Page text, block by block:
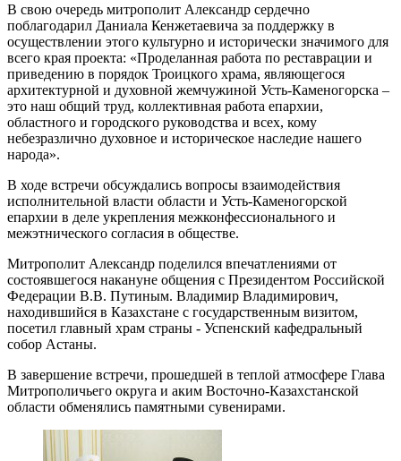
В свою очередь митрополит Александр сердечно
поблагодарил Даниала Кенжетаевича за поддержку в
осуществлении этого культурно и исторически значимого для
всего края проекта: «Проделанная работа по реставрации и
приведению в порядок Троицкого храма, являющегося
архитектурной и духовной жемчужиной Усть-Каменогорска –
это наш общий труд, коллективная работа епархии,
областного и городского руководства и всех, кому
небезразлично духовное и историческое наследие нашего
народа».
В ходе встречи обсуждались вопросы взаимодействия
исполнительной власти области и Усть-Каменогорской
епархии в деле укрепления межконфессионального и
межэтнического согласия в обществе.
Митрополит Александр поделился впечатлениями от
состоявшегося накануне общения с Президентом Российской
Федерации В.В. Путиным. Владимир Владимирович,
находившийся в Казахстане с государственным визитом,
посетил главный храм страны - Успенский кафедральный
собор Астаны.
В завершение встречи, прошедшей в теплой атмосфере Глава
Митрополичьего округа и аким Восточно-Казахстанской
области обменялись памятными сувенирами.